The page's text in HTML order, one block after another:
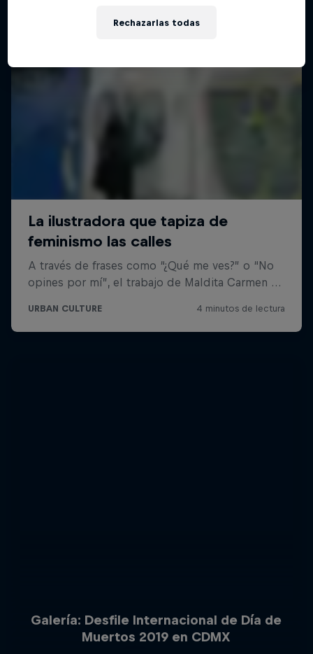
Galería: Desfile Internacional de Día de
Muertos 2019 en CDMX
Rechazarlas todas